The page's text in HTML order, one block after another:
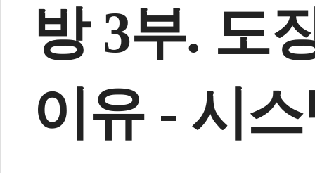
방 3부. 도
이유 - 시